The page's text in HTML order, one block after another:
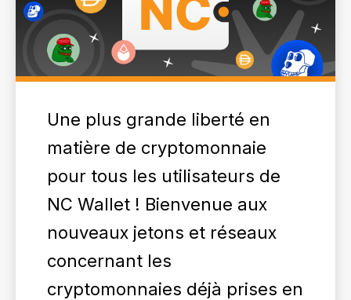
Une plus grande liberté en
matière de cryptomonnaie
pour tous les utilisateurs de
NC Wallet ! Bienvenue aux
nouveaux jetons et réseaux
concernant les
cryptomonnaies déjà prises en